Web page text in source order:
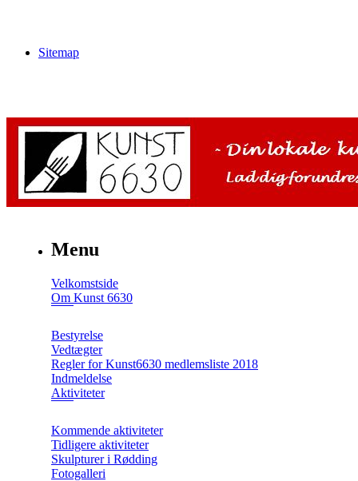
Sitemap
Menu
Velkomstside
Om Kunst 6630
Bestyrelse
Vedtægter
Regler for Kunst6630 medlemsliste 2018
Indmeldelse
Aktiviteter
Kommende aktiviteter
Tidligere aktiviteter
Skulpturer i Rødding
Fotogalleri